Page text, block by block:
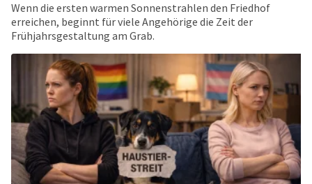
Wenn die ersten warmen Sonnenstrahlen den Friedhof
erreichen, beginnt für viele Angehörige die Zeit der
Frühjahrs­gestaltung am Grab.